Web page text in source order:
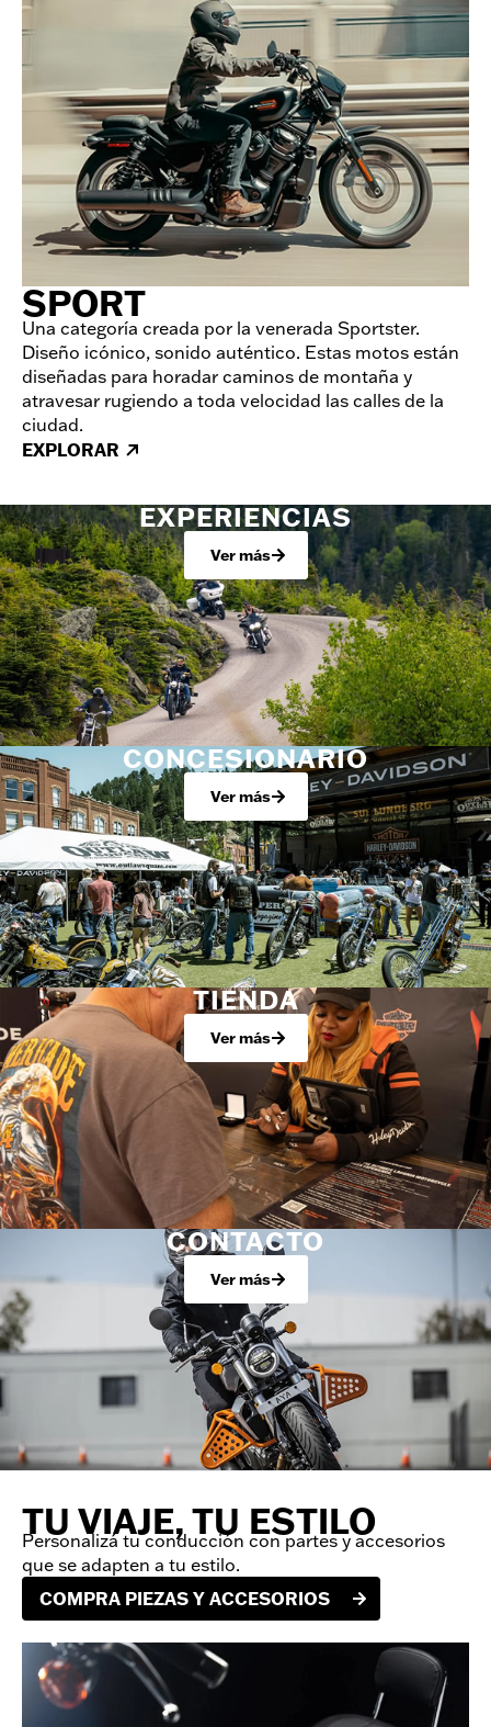
SPORT
Una categoría creada por la venerada Sportster.
Diseño icónico, sonido auténtico. Estas motos están
diseñadas para horadar caminos de montaña y
atravesar rugiendo a toda velocidad las calles de la
ciudad.
EXPLORAR
EXPERIENCIAS
Ver más
CONCESIONARIO
Ver más
TIENDA
Ver más
CONTACTO
Ver más
TU VIAJE, TU ESTILO
Personalizá tu conducción con partes y accesorios
que se adapten a tu estilo.
COMPRA PIEZAS Y ACCESORIOS